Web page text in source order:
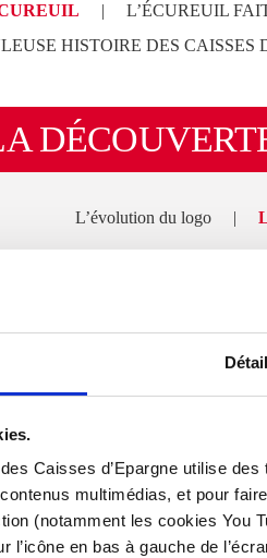
des Caisses d’Epargne utilise
multimédias, et pour
(notamment les cookies You
l’icône en bas à gauche de
| L’ÉCUREUIL
HISTOIRE DES CAISSES
L’évolution du logo |
dans l’univers Caisse